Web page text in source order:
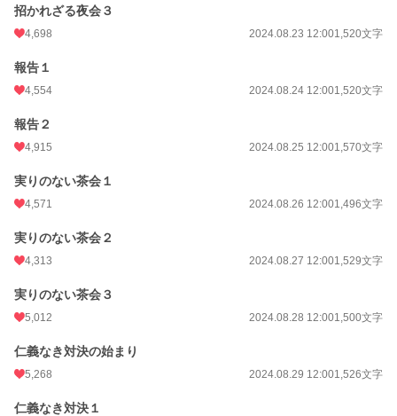
招かれざる夜会３
4,698 2024.08.23 12:001,520文字
報告１
4,554 2024.08.24 12:001,520文字
報告２
4,915 2024.08.25 12:001,570文字
実りのない茶会１
4,571 2024.08.26 12:001,496文字
実りのない茶会２
4,313 2024.08.27 12:001,529文字
実りのない茶会３
5,012 2024.08.28 12:001,500文字
仁義なき対決の始まり
5,268 2024.08.29 12:001,526文字
仁義なき対決１